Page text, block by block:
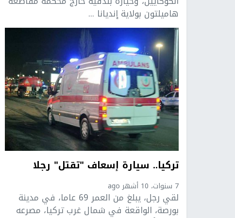
هاميلتون بولاية إنديانا ...
تركيا.. سيارة إسعاف "تقتل" رجلا
7 سنوات، 10 أشهر ago
لقي رجل، يبلغ من العمر 69 عاما، في مدينة
بورصة، الواقعة في شمال غرب تركيا، مصرعه